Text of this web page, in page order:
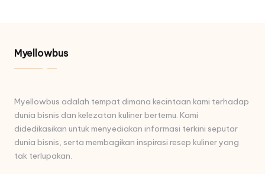
Myellowbus
Myellowbus adalah tempat dimana kecintaan kami terhadap
dunia bisnis dan kelezatan kuliner bertemu. Kami
didedikasikan untuk menyediakan informasi terkini seputar
dunia bisnis, serta membagikan inspirasi resep kuliner yang
tak terlupakan.